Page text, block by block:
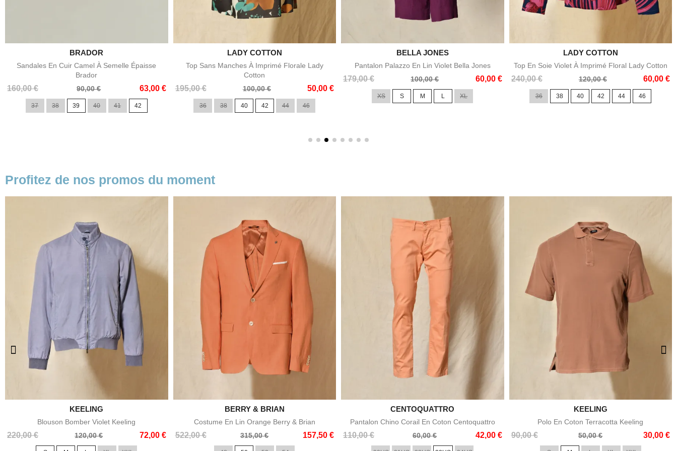
Aperçu rapide
BRADOR
Sandales En Cuir Camel À Semelle Épaisse
Brador
160,00 €
Prix
90,00 € 63,00 €
Prix
37 38 39 40 41 42
Aperçu rapide
LADY COTTON
Top Sans Manches À Imprimé Florale Lady
Cotton
195,00 €
Prix
100,00 € 50,00 €
Prix
36 38 40 42 44 46
Aperçu rapide
BELLA JONES
Pantalon Palazzo En Lin Violet Bella Jones
179,00 €
Prix
100,00 € 60,00 €
Prix
XS S M L XL
Aperçu rapide
LADY COTTON
Top En Soie Violet À Imprimé Floral Lady Cotton
240,00 €
Prix
120,00 € 60,00 €
Prix
36 38 40 42 44 46
Profitez de nos promos du moment
Aperçu rapide
KEELING
Blouson Bomber Violet Keeling
220,00 €
Prix
120,00 € 72,00 €
Prix
Aperçu rapide
BERRY & BRIAN
Costume En Lin Orange Berry & Brian
522,00 €
Prix
315,00 € 157,50 €
Prix
Aperçu rapide
CENTOQUATTRO
Pantalon Chino Corail En Coton Centoquattro
110,00 €
Prix
60,00 € 42,00 €
Prix
Aperçu rapide
KEELING
Polo En Coton Terracotta Keeling
90,00 €
Prix
50,00 € 30,00 €
Prix